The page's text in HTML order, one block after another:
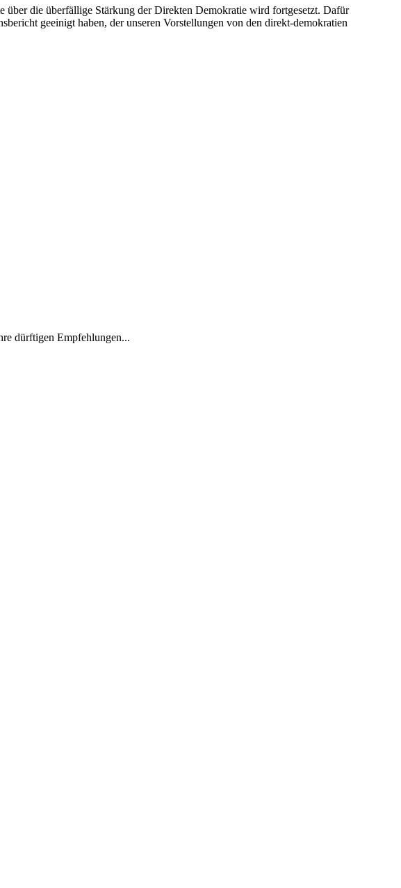
über die überfällige Stärkung der Direkten Demokratie wird fortgesetzt. Dafür
geeinigt haben, der unseren Vorstellungen von den direkt-demokratien
dürftigen Empfehlungen...